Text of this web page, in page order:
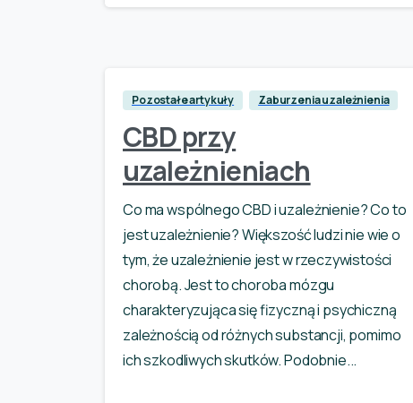
Pozostałe artykuły Zaburzenia uzależnienia
CBD przy
uzależnieniach
Co ma wspólnego CBD i uzależnienie? Co to
jest uzależnienie? Większość ludzi nie wie o
tym, że uzależnienie jest w rzeczywistości
chorobą. Jest to choroba mózgu
charakteryzująca się fizyczną i psychiczną
zależnością od różnych substancji, pomimo
ich szkodliwych skutków. Podobnie...